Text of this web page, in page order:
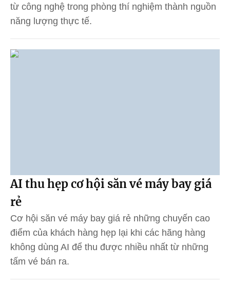
từ công nghệ trong phòng thí nghiệm thành nguồn
năng lượng thực tế.
AI thu hẹp cơ hội săn vé máy bay giá
rẻ
Cơ hội săn vé máy bay giá rẻ những chuyến cao
điểm của khách hàng hẹp lại khi các hãng hàng
không dùng AI để thu được nhiều nhất từ những
tấm vé bán ra.